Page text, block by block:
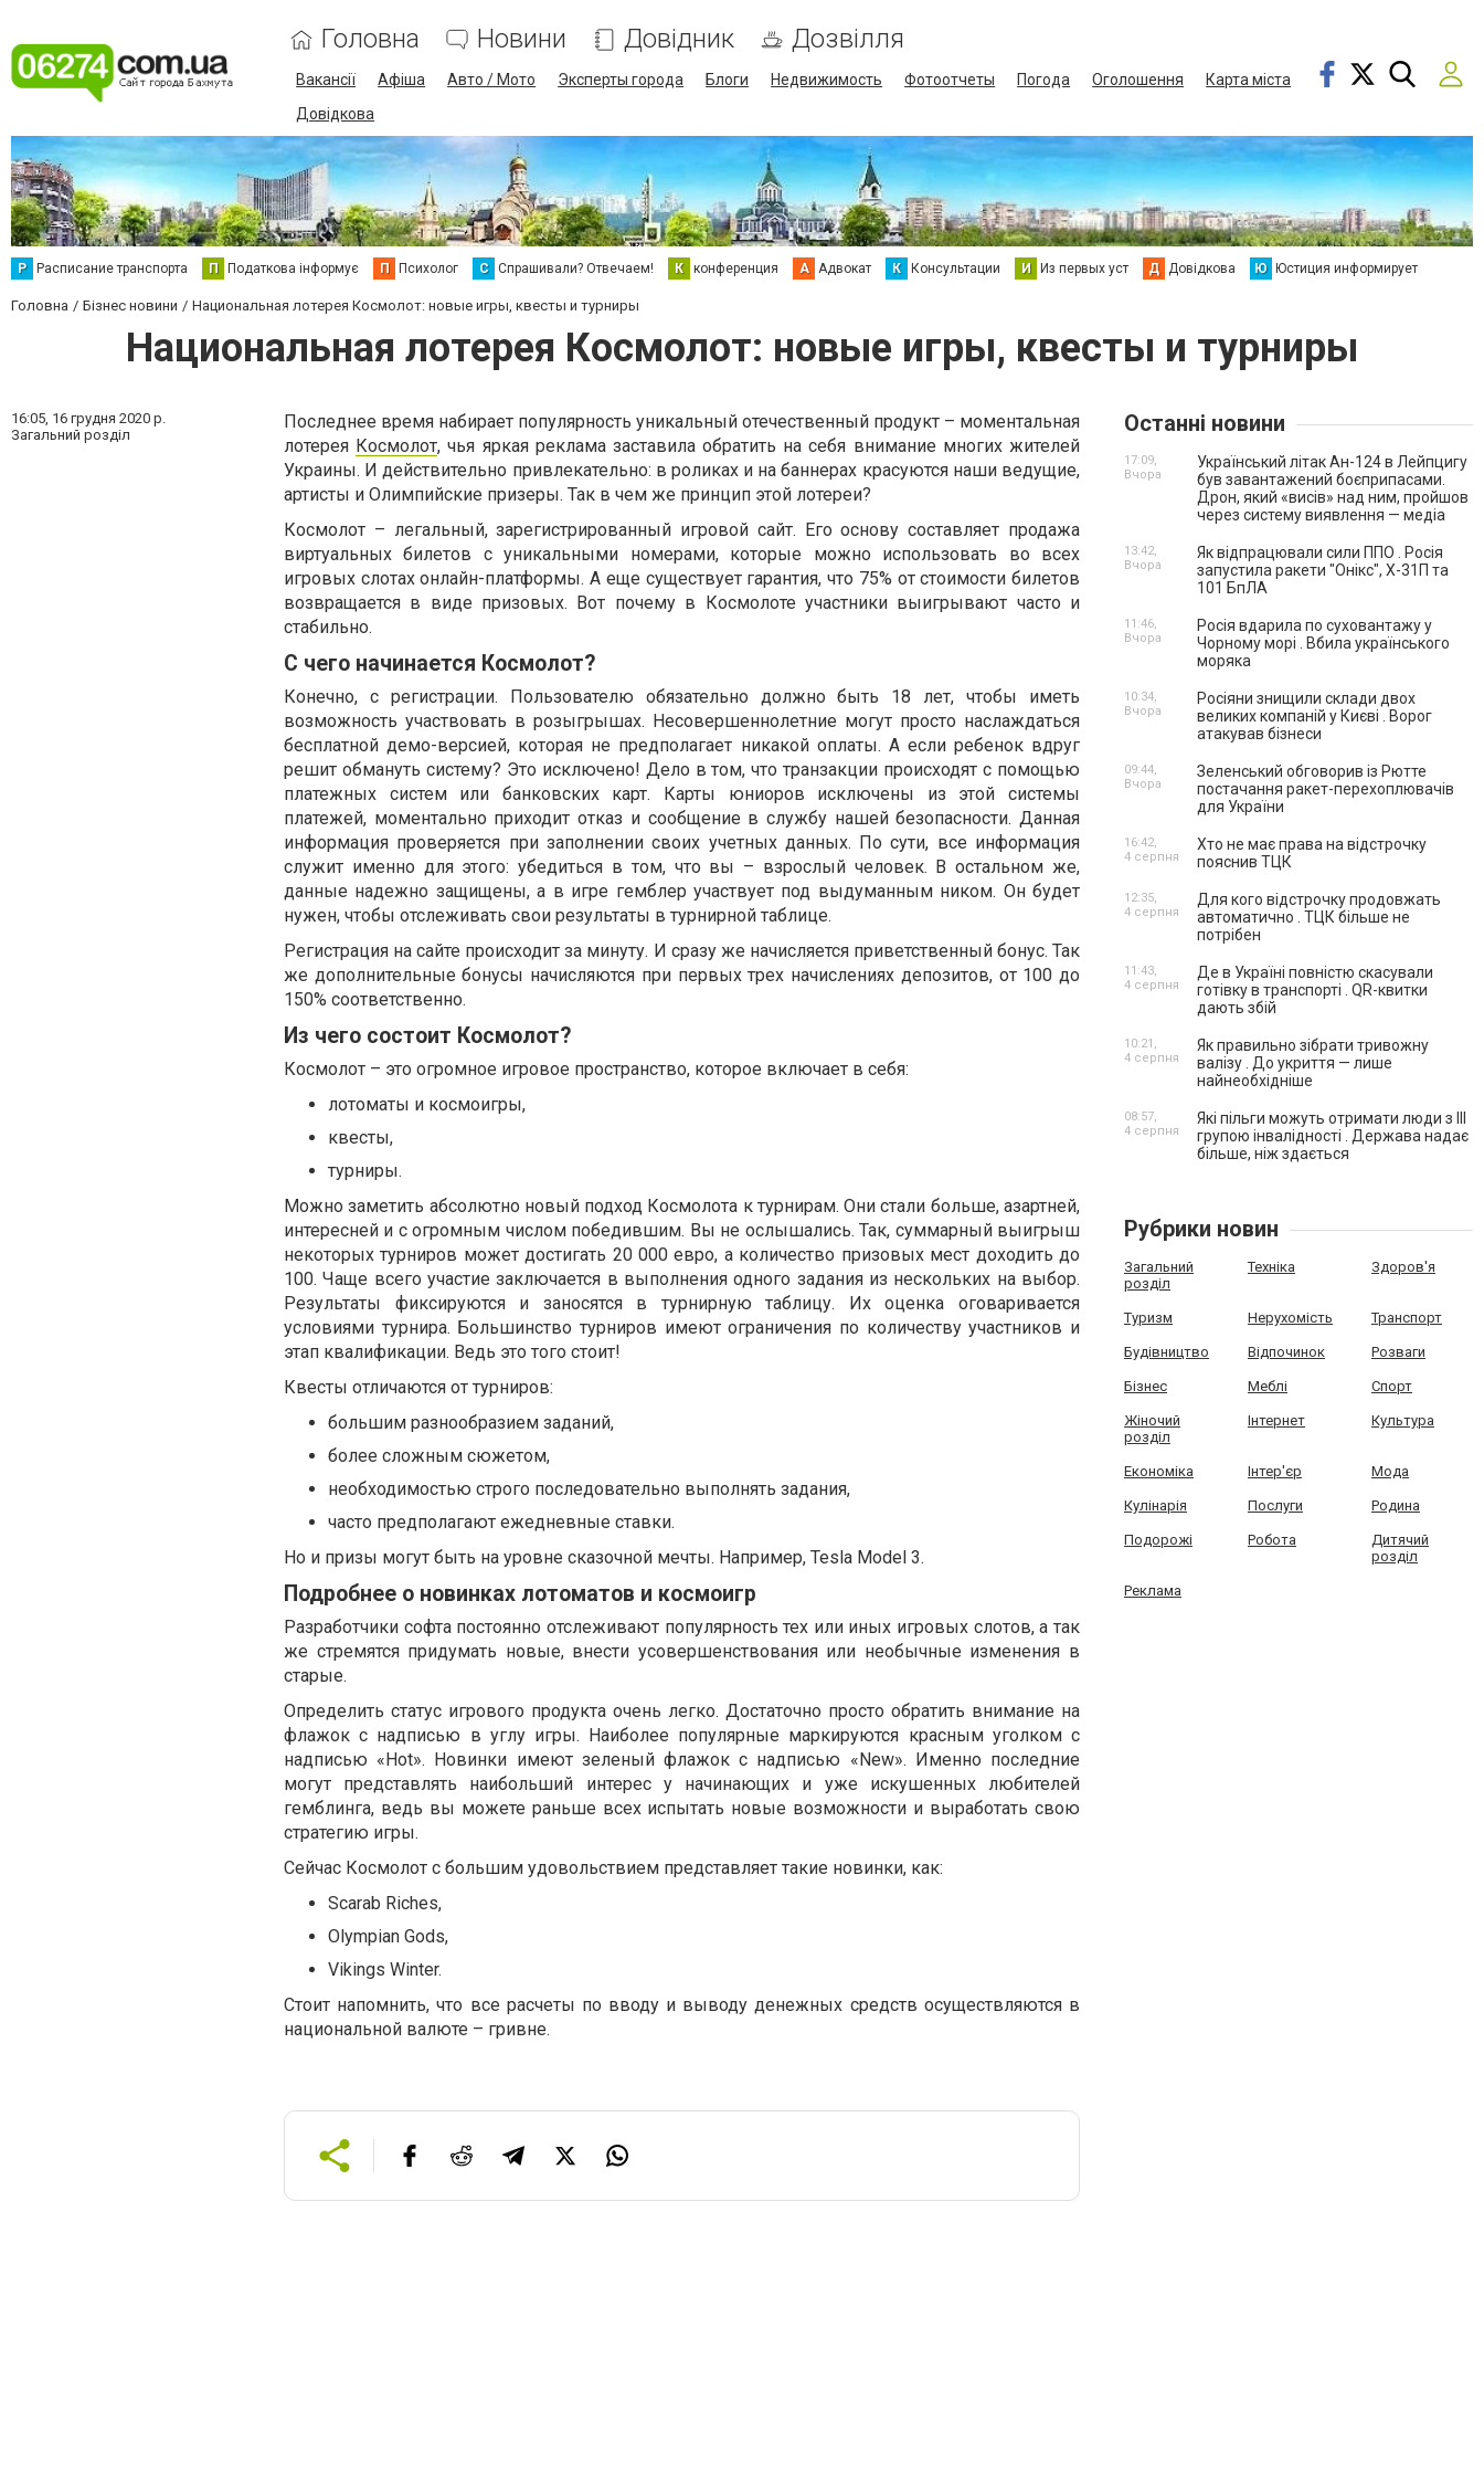
Головна Новини Довідник Дозвілля
Вакансії Афіша Авто / Мото Эксперты города Блоги Недвижимость Фотоотчеты Погода Оголошення
Карта міста
Довідкова
Р Расписание транспорта П Податкова інформує П Психолог С Спрашивали? Отвечаем! К конференция А Адвокат К Консультации И Из первых уст Д Довідкова Ю Юстиция информирует
Головна Бізнес новини Национальная лотерея Космолот: новые игры, квесты и турниры
Национальная лотерея Космолот: новые игры, квесты и турниры
16:05, 16 грудня 2020 р.
Загальний розділ
Последнее время набирает популярность уникальный отечественный продукт – моментальная
лотерея Космолот, чья яркая реклама заставила обратить на себя внимание многих жителей
Украины. И действительно привлекательно: в роликах и на баннерах красуются наши ведущие,
артисты и Олимпийские призеры. Так в чем же принцип этой лотереи?
Космолот – легальный, зарегистрированный игровой сайт. Его основу составляет продажа
виртуальных билетов с уникальными номерами, которые можно использовать во всех
игровых слотах онлайн-платформы. А еще существует гарантия, что 75% от стоимости билетов
возвращается в виде призовых. Вот почему в Космолоте участники выигрывают часто и
стабильно.
С чего начинается Космолот?
Конечно, с регистрации. Пользователю обязательно должно быть 18 лет, чтобы иметь
возможность участвовать в розыгрышах. Несовершеннолетние могут просто наслаждаться
бесплатной демо-версией, которая не предполагает никакой оплаты. А если ребенок вдруг
решит обмануть систему? Это исключено! Дело в том, что транзакции происходят с помощью
платежных систем или банковских карт. Карты юниоров исключены из этой системы
платежей, моментально приходит отказ и сообщение в службу нашей безопасности. Данная
информация проверяется при заполнении своих учетных данных. По сути, все информация
служит именно для этого: убедиться в том, что вы – взрослый человек. В остальном же,
данные надежно защищены, а в игре гемблер участвует под выдуманным ником. Он будет
нужен, чтобы отслеживать свои результаты в турнирной таблице.
Регистрация на сайте происходит за минуту. И сразу же начисляется приветственный бонус. Так
же дополнительные бонусы начисляются при первых трех начислениях депозитов, от 100 до
150% соответственно.
Из чего состоит Космолот?
Космолот – это огромное игровое пространство, которое включает в себя:
лотоматы и космоигры,
квесты,
турниры.
Можно заметить абсолютно новый подход Космолота к турнирам. Они стали больше, азартней,
интересней и с огромным числом победившим. Вы не ослышались. Так, суммарный выигрыш
некоторых турниров может достигать 20 000 евро, а количество призовых мест доходить до
100. Чаще всего участие заключается в выполнения одного задания из нескольких на выбор.
Результаты фиксируются и заносятся в турнирную таблицу. Их оценка оговаривается
условиями турнира. Большинство турниров имеют ограничения по количеству участников и
этап квалификации. Ведь это того стоит!
Квесты отличаются от турниров:
большим разнообразием заданий,
более сложным сюжетом,
необходимостью строго последовательно выполнять задания,
часто предполагают ежедневные ставки.
Но и призы могут быть на уровне сказочной мечты. Например, Tesla Model 3.
Подробнее о новинках лотоматов и космоигр
Разработчики софта постоянно отслеживают популярность тех или иных игровых слотов, а так
же стремятся придумать новые, внести усовершенствования или необычные изменения в
старые.
Определить статус игрового продукта очень легко. Достаточно просто обратить внимание на
флажок с надписью в углу игры. Наиболее популярные маркируются красным уголком с
надписью «Hot». Новинки имеют зеленый флажок с надписью «New». Именно последние
могут представлять наибольший интерес у начинающих и уже искушенных любителей
гемблинга, ведь вы можете раньше всех испытать новые возможности и выработать свою
стратегию игры.
Сейчас Космолот с большим удовольствием представляет такие новинки, как:
Scarab Riches,
Olympian Gods,
Vikings Winter.
Стоит напомнить, что все расчеты по вводу и выводу денежных средств осуществляются в
национальной валюте – гривне.
Останні новини
Український літак Ан-124 в Лейпцигу
був завантажений боєприпасами.
Дрон, який «висів» над ним, пройшов
через систему виявлення — медіа
17:09,
Вчора
Як відпрацювали сили ППО . Росія
запустила ракети "Онікс", Х-31П та
101 БпЛА
13:42,
Вчора
Росія вдарила по суховантажу у
Чорному морі . Вбила українського
моряка
11:46,
Вчора
Росіяни знищили склади двох
великих компаній у Києві . Ворог
атакував бізнеси
10:34,
Вчора
Зеленський обговорив із Рютте
постачання ракет-перехоплювачів
для України
09:44,
Вчора
Хто не має права на відстрочку
пояснив ТЦК
16:42,
4 серпня
Для кого відстрочку продовжать
автоматично . ТЦК більше не
потрібен
12:35,
4 серпня
Де в Україні повністю скасували
готівку в транспорті . QR-квитки
дають збій
11:43,
4 серпня
Як правильно зібрати тривожну
валізу . До укриття — лише
найнеобхідніше
10:21,
4 серпня
Які пільги можуть отримати люди з III
групою інвалідності . Держава надає
більше, ніж здається
08:57,
4 серпня
Рубрики новин
Загальний
розділ
Техніка Здоров'я
Туризм Нерухомість Транспорт
Будівництво Відпочинок Розваги
Бізнес Меблі Спорт
Жіночий
розділ
Інтернет Культура
Економіка Інтер'єр Мода
Кулінарія Послуги Родина
Подорожі Робота
Дитячий
розділ
Реклама